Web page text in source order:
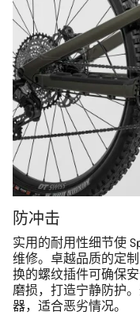
防冲击
实用的耐用性细节使
维修。卓越品质的定
换的螺纹插件可确保
磨损，打造宁静防护
器，适合恶劣情况。